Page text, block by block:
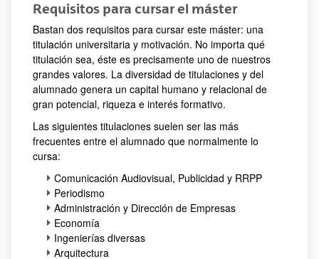
Requisitos para cursar el máster
Bastan dos requisitos para cursar este máster: una
titulación universitaria y motivación. No importa qué
titulación sea, éste es precisamente uno de nuestros
grandes valores. La diversidad de titulaciones y del
alumnado genera un capital humano y relacional de
gran potencial, riqueza e interés formativo.
Las siguientes titulaciones suelen ser las más
frecuentes entre el alumnado que normalmente lo
cursa:
Comunicación Audiovisual, Publicidad y RRPP
Periodismo
Administración y Dirección de Empresas
Economía
Ingenierías diversas
Arquitectura